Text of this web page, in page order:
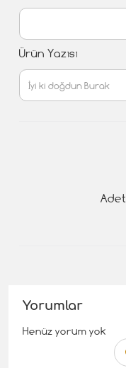
Ürün Yazısı
Adet
Yorumlar
Henüz yorum yok